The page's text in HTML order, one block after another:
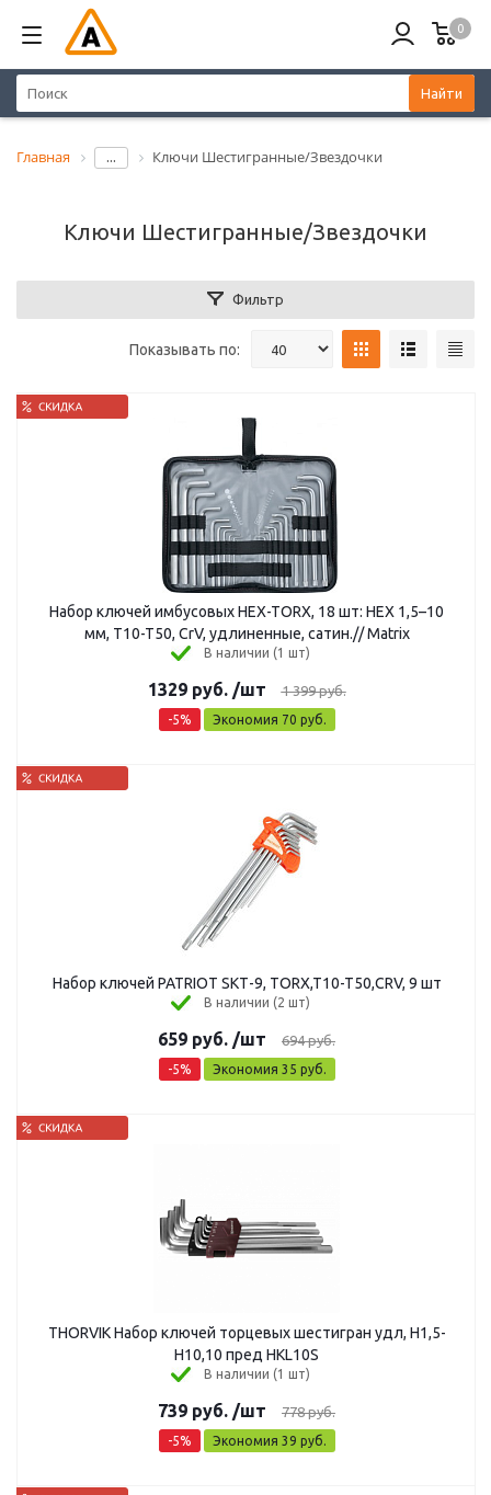
0
Найти
Главная ... Ключи Шестигранные/Звездочки
Ключи Шестигранные/Звездочки
Фильтр
Показывать по:
Набор ключей имбусовых HEX-TORX, 18 шт: HEX 1,5–10
мм, T10-T50, CrV, удлиненные, сатин.// Matrix
В наличии (1 шт)
1329руб. /шт 1 399руб.
-5% Экономия 70 руб.
Набор ключей PATRIOT SKТ-9, TORX,T10-T50,CRV, 9 шт
В наличии (2 шт)
659 руб. /шт 694руб.
-5% Экономия 35 руб.
THORVIK Набор ключей торцевых шестигран удл, Н1,5-
Н10,10 пред HKL10S
В наличии (1 шт)
739 руб. /шт 778руб.
-5% Экономия 39 руб.